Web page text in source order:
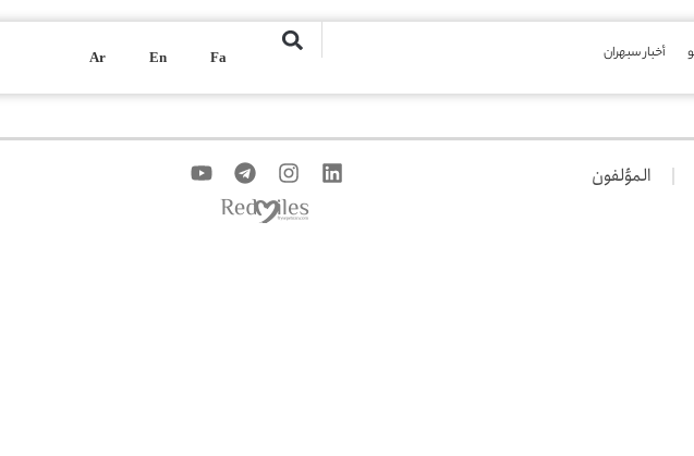
أخبار سبهران Fa
En
Ar
المؤلفون